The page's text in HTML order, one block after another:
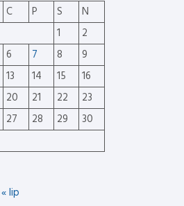
C P S
N
1
2
6 7 8
9
13 14 15
16
20 21 22
23
27 28 29
30
« lip